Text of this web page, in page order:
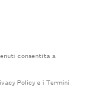
consentita a
Policye i Termini